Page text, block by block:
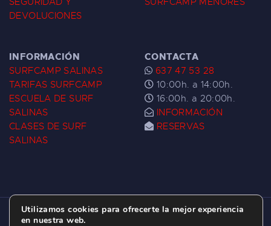
DEVOLUCIONES
INFORMACIÓN
SURFCAMP SALINAS
TARIFAS SURFCAMP
ESCUELA DE SURF
SALINAS
CLASES DE SURF
SALINAS
CONTACTA
637 47 53 28
10:00h. a 14:00h.
16:00h. a 20:00h.
INFORMACIÓN
RESERVAS
ESCUELA DE SURF LAS DUNAS ©
Utilizamos cookies para ofrecerte la mejor experiencia
en nuestra web.